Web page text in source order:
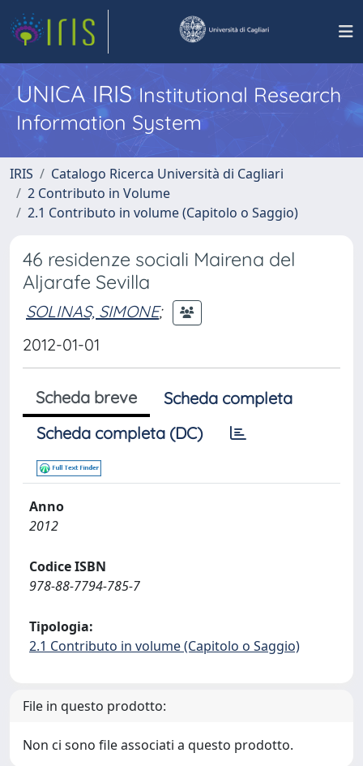
UNICA IRISInstitutional Research
Information System
IRIS
Catalogo Ricerca Università di Cagliari
2 Contributo in Volume
2.1 Contributo in volume (Capitolo o Saggio)
46 residenze sociali Mairena del
Aljarafe Sevilla
SOLINAS, SIMONE;
2012-01-01
Scheda breve
Scheda completa
Scheda completa (DC)
Anno
2012
Codice ISBN
978-88-7794-785-7
Tipologia:
2.1 Contributo in volume (Capitolo o Saggio)
File in questo prodotto:
Non ci sono file associati a questo prodotto.